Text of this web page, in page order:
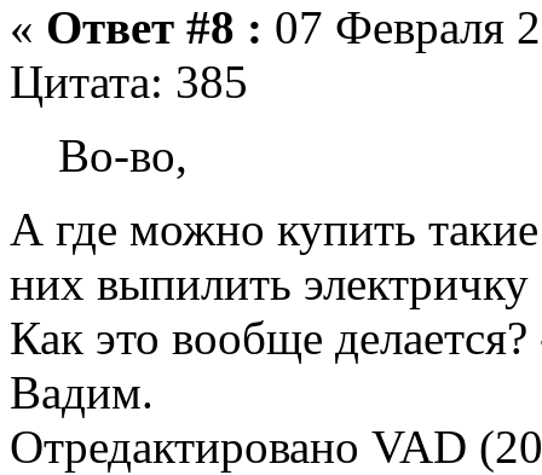
« Ответ #8 : 07 Февраля
Цитата: 385
Во-во,
А где можно купить
них выпилить
Как это вообще
Вадим.
Отредактировано VAD